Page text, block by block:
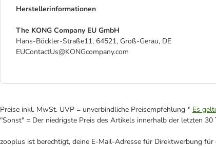
Herstellerinformationen
The KONG Company EU GmbH
Hans-Böckler-Straße11, 64521, Groß-Gerau, DE
EUContactUs@KONGcompany.com
Preise inkl. MwSt. UVP = unverbindliche Preisempfehlung * Es
"Sonst" = Der niedrigste Preis des Artikels innerhalb der letzten 30
zooplus ist berechtigt, deine E-Mail-Adresse für Direktwerbung